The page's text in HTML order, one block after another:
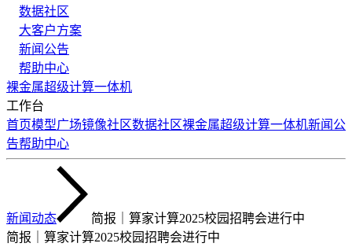
数据社区
大客户方案
新闻公告
帮助中心
裸金属超级计算一体机
工作台
首页模型广场镜像社区数据社区裸金属超级计算一体机新闻公
告帮助中心
新闻动态
简报｜算家计算2025校园招聘会进行中
简报｜算家计算2025校园招聘会进行中